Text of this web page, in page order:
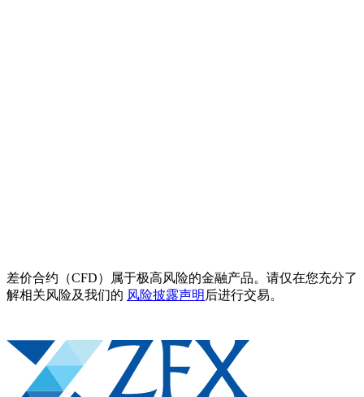
差价合约（CFD）属于极高风险的金融产品。请仅在您充分了
解相关风险及我们的 风险披露声明 后进行交易。